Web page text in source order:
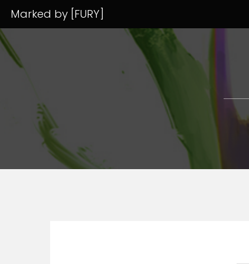
Marked by [FURY]